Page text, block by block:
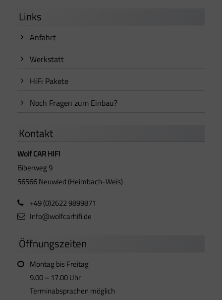
Links
Anfahrt
Werkstatt
HiFi Pakete
Noch Fragen zum Einbau?
Kontakt
Wolf CAR HIFI
Biberweg 9
56566 Neuwied (Heimbach-Weis)
+49 (0)2622 9899871
Info@wolfcarhifi.de
Öffnungszeiten
Montag bis Freitag
9.00 – 17.00 Uhr
Terminabsprachen möglich